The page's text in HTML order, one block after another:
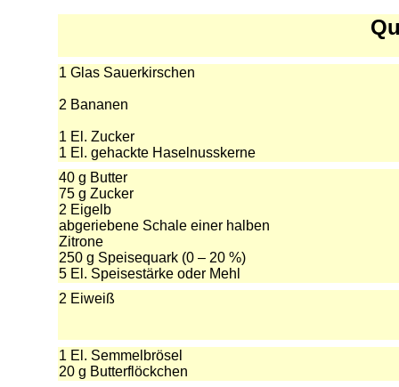
1 Glas Sauerkirschen
2 Bananen
1 El. Zucker
1 El. gehackte Haselnusskerne
40 g Butter
75 g Zucker
2 Eigelb
abgeriebene Schale einer halben
Zitrone
250 g Speisequark (0 – 20 %)
5 El. Speisestärke oder Mehl
2 Eiweiß
1 El. Semmelbrösel
20 g Butterflöckchen